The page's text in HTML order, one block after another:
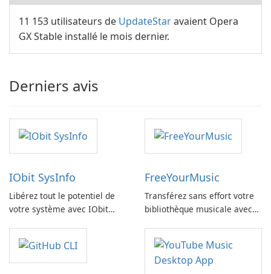
11 153 utilisateurs de UpdateStaravaient Opera
GX Stable installé le mois dernier.
Derniers avis
IObit SysInfo
Libérez tout le potentiel de
votre système avec IObit
FreeYourMusic
Transférez sans effort votre
bibliothèque musicale avec